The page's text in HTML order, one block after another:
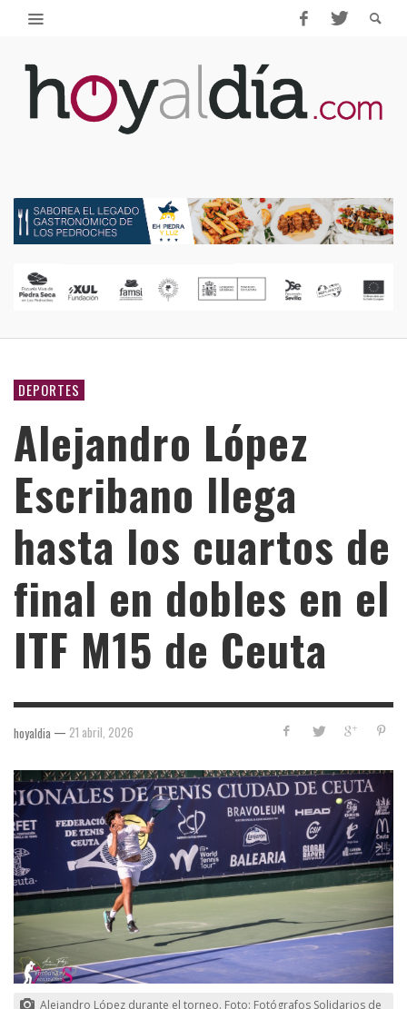
DEPORTES
Alejandro López
Escribano llega
hasta los cuartos de
final en dobles en el
ITF M15 de Ceuta
hoyaldia — 21 abril, 2026
Alejandro López durante el torneo. Foto: Fotógrafos Solidarios de